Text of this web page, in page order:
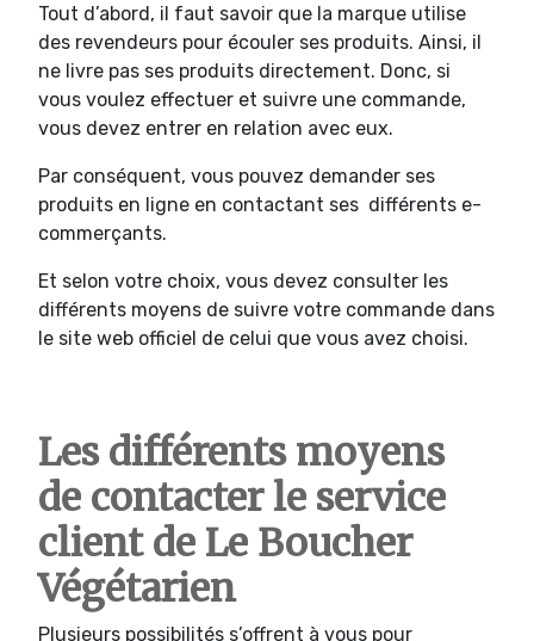
Tout d’abord, il faut savoir que la marque utilise
des revendeurs pour écouler ses produits. Ainsi, il
ne livre pas ses produits directement. Donc, si
vous voulez effectuer et suivre une commande,
vous devez entrer en relation avec eux.
Par conséquent, vous pouvez demander ses
produits en ligne en contactant ses différents e-
commerçants.
Et selon votre choix, vous devez consulter les
différents moyens de suivre votre commande dans
le site web officiel de celui que vous avez choisi.
Les différents moyens
de contacter le service
client de Le Boucher
Végétarien
Plusieurs possibilités s’offrent à vous pour